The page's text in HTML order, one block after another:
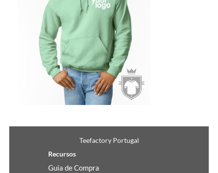
Teefactory Portugal
Recursos
Guia de Compra